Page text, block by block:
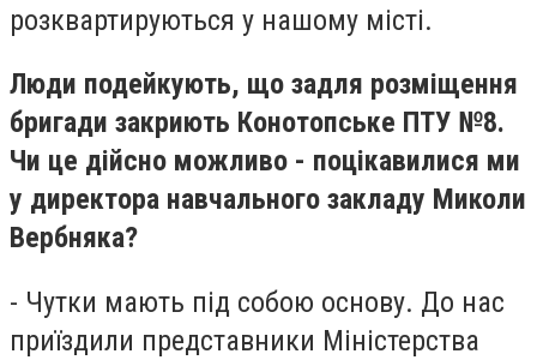
розквартируються у нашому місті.
Люди подейкують, що задля розміщення
бригади закриють Конотопське ПТУ №8.
Чи це дійсно можливо - поцікавилися ми
у директора навчального закладу Миколи
Вербняка?
- Чутки мають під собою основу. До нас
приїздили представники Міністерства